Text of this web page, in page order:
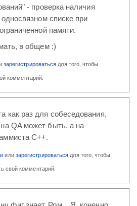
- проверка наличия
списке при
памяти.
в общем :)
зарегистрироваться для того, чтобы
комментарий.
как раз для собеседования,
на QA может быть, а на
C++.
или зарегистрироваться для того, чтобы
свой комментарий.